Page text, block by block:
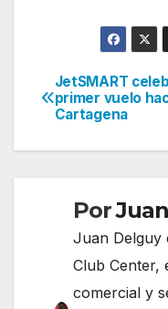
de
JetSMART
primer vuelo
Cartagena
Por
Juan Delguy
Club Center,
comercial y